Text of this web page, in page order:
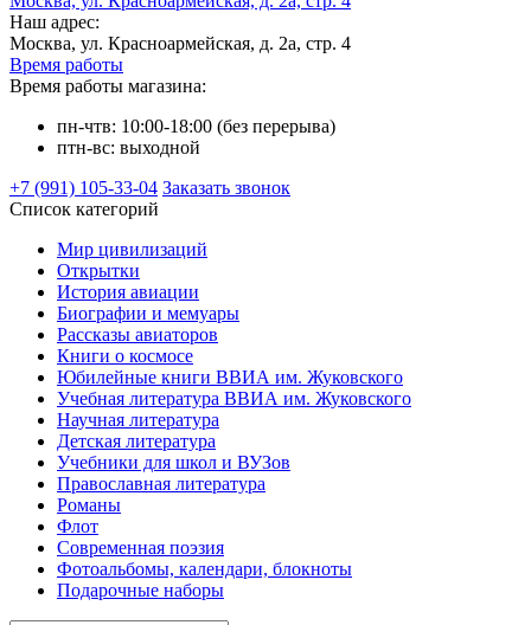
Наш адрес:
Москва, ул. Красноармейская, д. 2а, стр. 4
Время работы
Время работы магазина:
пн-чтв: 10:00-18:00 (без перерыва)
птн-вс: выходной
+7 (991) 105-33-04 Заказать звонок
Список категорий
Мир цивилизаций
Открытки
История авиации
Биографии и мемуары
Рассказы авиаторов
Книги о космосе
Юбилейные книги ВВИА им. Жуковского
Учебная литература ВВИА им. Жуковского
Научная литература
Детская литература
Учебники для школ и ВУЗов
Православная литература
Романы
Флот
Современная поэзия
Фотоальбомы, календари, блокноты
Подарочные наборы